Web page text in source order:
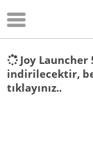
Android
Pc Oyunları
Joy Launcher
indirilecektir,
tıklayınız..